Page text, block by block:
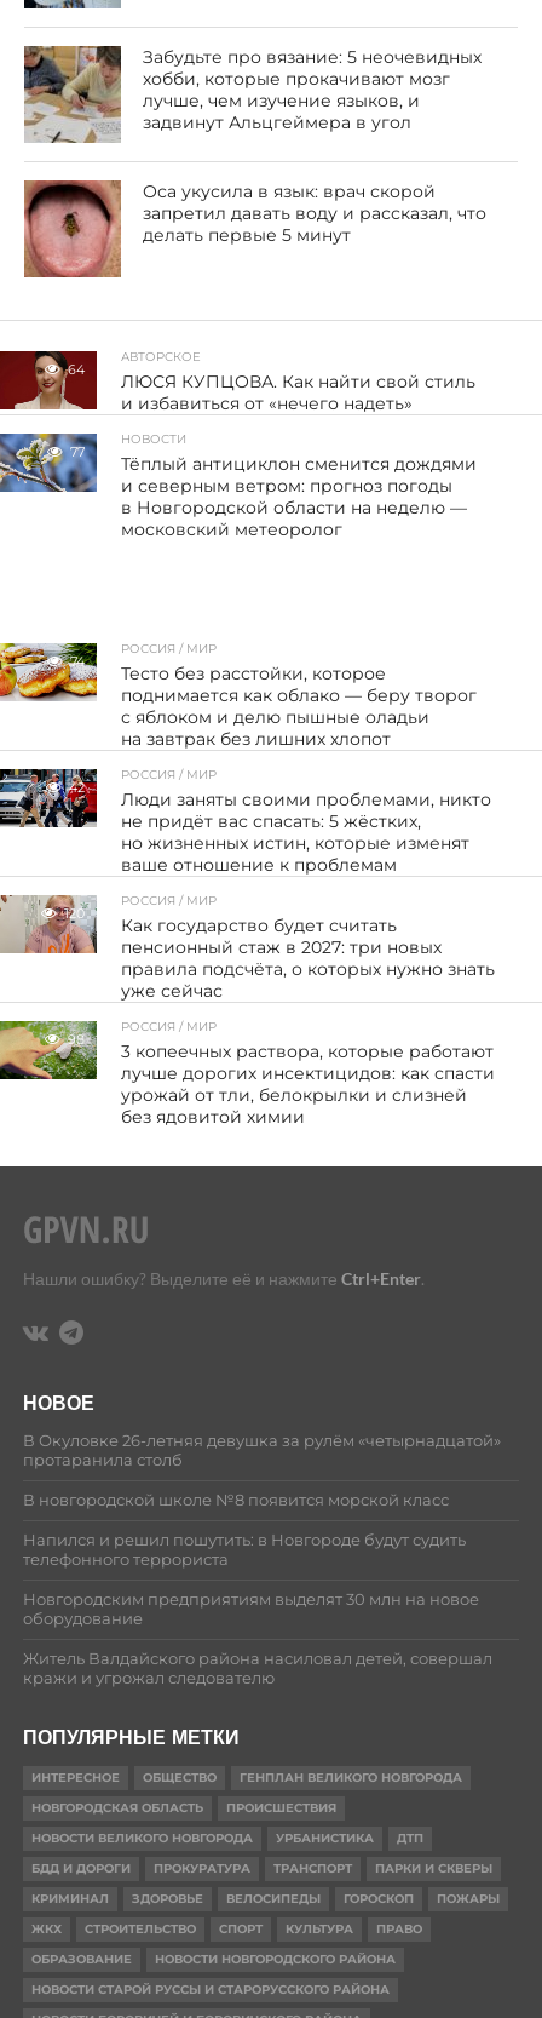
Забудьте про вязание: 5 неочевидных
хобби, которые прокачивают мозг
лучше, чем изучение языков, и
задвинут Альцгеймера в угол
Оса укусила в язык: врач скорой
запретил давать воду и рассказал, что
делать первые 5 минут
64
АВТОРСКОЕ
ЛЮСЯ КУПЦОВА. Как найти свой стиль
и избавиться от «нечего надеть»
77
НОВОСТИ
Тёплый антициклон сменится дождями
и северным ветром: прогноз погоды
в Новгородской области на неделю —
московский метеоролог
74
РОССИЯ / МИР
Тесто без расстойки, которое
поднимается как облако — беру творог
с яблоком и делю пышные оладьи
на завтрак без лишних хлопот
42
РОССИЯ / МИР
Люди заняты своими проблемами, никто
не придёт вас спасать: 5 жёстких,
но жизненных истин, которые изменят
ваше отношение к проблемам
120
РОССИЯ / МИР
Как государство будет считать
пенсионный стаж в 2027: три новых
правила подсчёта, о которых нужно знать
уже сейчас
98
РОССИЯ / МИР
3 копеечных раствора, которые работают
лучше дорогих инсектицидов: как спасти
урожай от тли, белокрылки и слизней
без ядовитой химии
Нашли ошибку? Выделите её и нажмите Ctrl+Enter.
НОВОЕ
В Окуловке 26-летняя девушка за рулём «четырнадцатой»
протаранила столб
В новгородской школе №8 появится морской класс
Напился и решил пошутить: в Новгороде будут судить
телефонного террориста
Новгородским предприятиям выделят 30 млн на новое
оборудование
Житель Валдайского района насиловал детей, совершал
кражи и угрожал следователю
ПОПУЛЯРНЫЕ МЕТКИ
ИНТЕРЕСНОЕ ОБЩЕСТВО
ГЕНПЛАН ВЕЛИКОГО НОВГОРОДА
НОВГОРОДСКАЯ ОБЛАСТЬ
ПРОИСШЕСТВИЯ
НОВОСТИ ВЕЛИКОГО НОВГОРОДА
УРБАНИСТИКА
ДТП
БДД И ДОРОГИ
ПРОКУРАТУРА ТРАНСПОРТ
ПАРКИ И СКВЕРЫ
КРИМИНАЛ
ЗДОРОВЬЕ ВЕЛОСИПЕДЫ ГОРОСКОП
ПОЖАРЫ
ЖКХ
СТРОИТЕЛЬСТВО СПОРТ КУЛЬТУРА
ПРАВО
ОБРАЗОВАНИЕ
НОВОСТИ НОВГОРОДСКОГО РАЙОНА
НОВОСТИ СТАРОЙ РУССЫ И СТАРОРУССКОГО РАЙОНА